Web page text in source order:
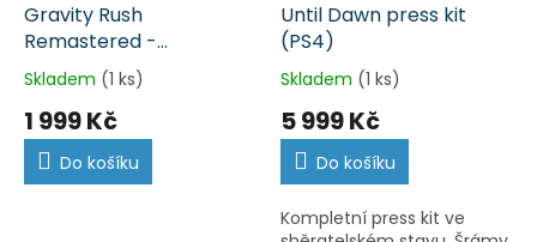
Gravity Rush
Remastered -
nerozbalené (PS4)
Skladem (1 ks)
1 999 Kč
Do košíku
Until Dawn press kit
(PS4)
Skladem (1 ks)
5 999 Kč
Do košíku
Kompletní press kit ve